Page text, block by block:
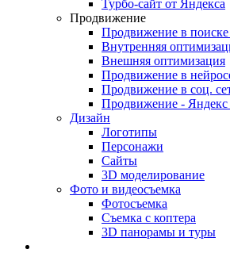
Турбо-сайт от Яндекса
Продвижение
Продвижение в поиске
Внутренняя
Внешняя оптимизация
Продвижение в
Продвижение в соц.
Продвижение - Яндекс
Дизайн
Логотипы
Персонажи
Сайты
3D моделирование
Фото и видеосъемка
Фотосъемка
Съемка с коптера
3D панорамы и туры